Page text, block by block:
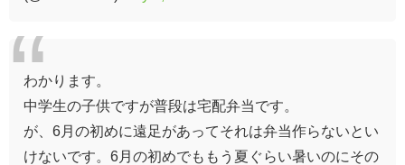
わかります。
中学生の子供ですが普段は宅配弁当です。
が、6月の初めに遠足があってそれは弁当作らないとい
けないです。6月の初めでももう夏ぐらい暑いのにその